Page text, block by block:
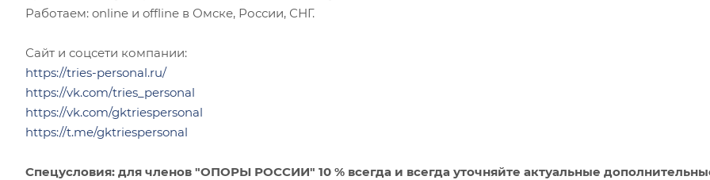
Работаем: online и offline в Омске, России, СНГ.
Сайт и соцсети компании:
https://tries-personal.ru/
https://vk.com/tries_personal
https://vk.com/gktriespersonal
https://t.me/gktriespersonal
Спецусловия: для членов "ОПОРЫ РОССИИ" 10 % всегда и всегда уточняйте актуальные